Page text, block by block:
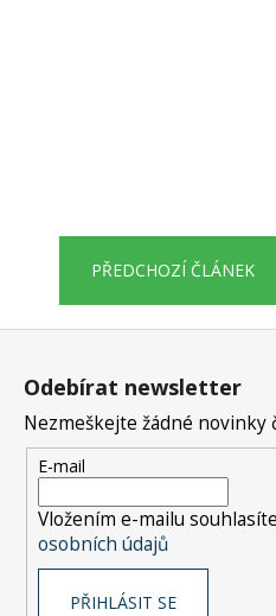
PŘEDCHOZÍ ČLÁNEK
Odebírat newsletter
Nezmeškejte žádné novinky
E-mail
Vložením e-mailu
osobních údajů
PŘIHLÁSIT SE